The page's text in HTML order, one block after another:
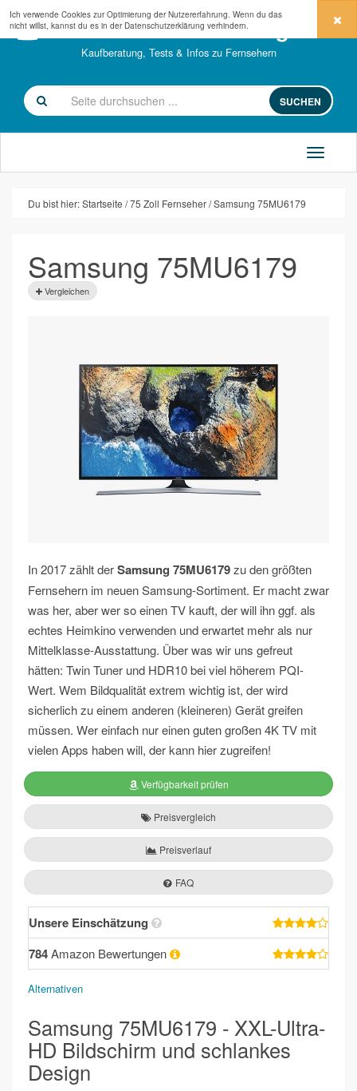
fernseher-kaufberatung.com
Kaufberatung, Tests & Infos zu Fernsehern
SUCHEN
Du bist hier:Startseite 75 Zoll Fernseher Samsung 75MU6179
Samsung 75MU6179
Vergleichen
In 2017 zählt derSamsung 75MU6179zu den größten
Fernsehern im neuen Samsung-Sortiment. Er macht zwar
was her, aber wer so einen TV kauft, der will ihn ggf. als
echtes Heimkino verwenden und erwartet mehr als nur
Mittelklasse-Ausstattung. Über was wir uns gefreut
hätten: Twin Tuner und HDR10 bei viel höherem PQI-
Wert. Wem Bildqualität extrem wichtig ist, der wird
sicherlich zu einem anderen (kleineren) Gerät greifen
müssen. Wer einfach nur einen guten großen 4K TV mit
vielen Apps haben will, der kann hier zugreifen!
Verfügbarkeit prüfen
Preisvergleich
Preisverlauf
FAQ
Unsere Einschätzung
784Amazon Bewertungen
Alternativen
Samsung 75MU6179 - XXL-Ultra-
HD Bildschirm und schlankes
Design
Ich verwende Cookies zur Optimierung der Nutzererfahrung. Wenn du das
nicht willst, kannst du es in der Datenschutzerklärung verhindern.